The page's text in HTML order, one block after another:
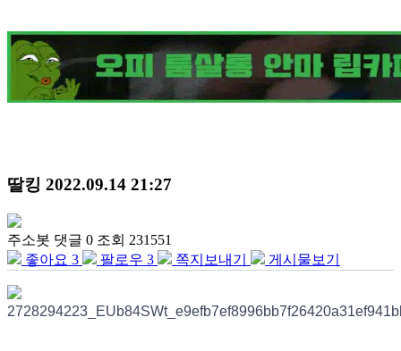
딸킹 2022.09.14 21:27
주소봇 댓글 0 조회 231551
좋아요 3 팔로우 3 쪽지보내기 게시물보기